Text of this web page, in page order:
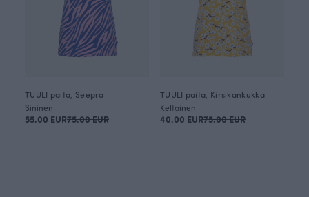
TUULI paita, Seepra
Sininen
55.00 EUR75.00 EUR
TUULI paita, Kirsikankukka
Keltainen
40.00 EUR75.00 EUR